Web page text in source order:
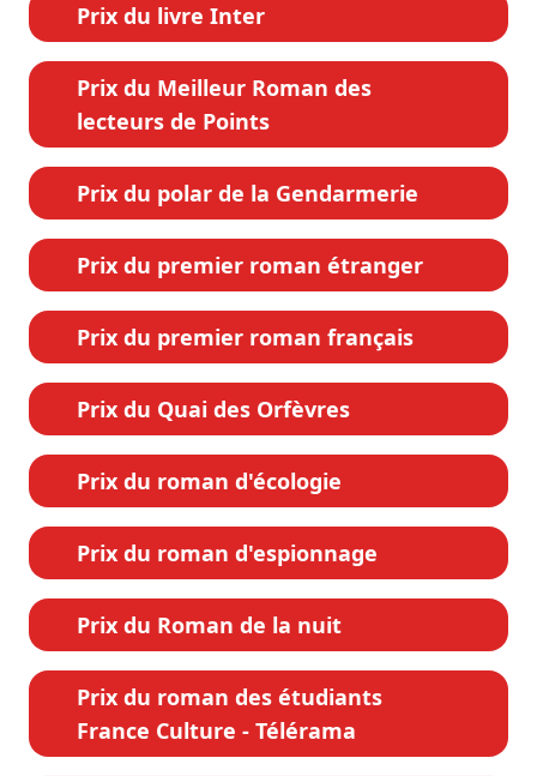
Prix du livre Inter
Prix du Meilleur Roman des
lecteurs de Points
Prix du polar de la Gendarmerie
Prix du premier roman étranger
Prix du premier roman français
Prix du Quai des Orfèvres
Prix du roman d'écologie
Prix du roman d'espionnage
Prix du Roman de la nuit
Prix du roman des étudiants
France Culture - Télérama